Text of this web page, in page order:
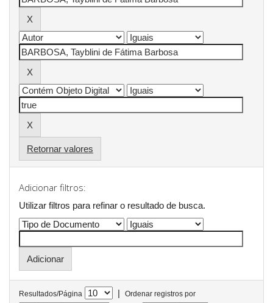
Retornar valores
Adicionar filtros:
Utilizar filtros para refinar o resultado de busca.
Resultados/Página |
Ordenar registros por